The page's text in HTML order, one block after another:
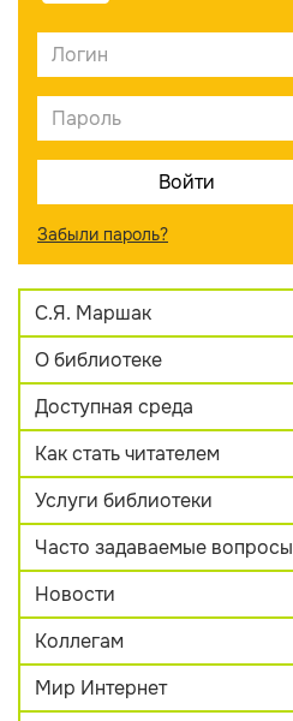
Забыли пароль?
С.Я. Маршак
О библиотеке
Доступная среда
Как стать читателем
Услуги библиотеки
Часто задаваемые вопросы
Новости
Коллегам
Мир Интернет